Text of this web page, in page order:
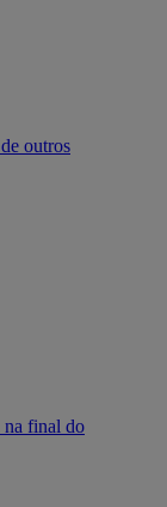
outros
na final do